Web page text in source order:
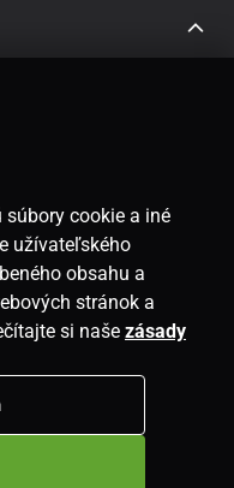
cookie a iné
užívateľského
obsahu a
stránok a
si naše zásady